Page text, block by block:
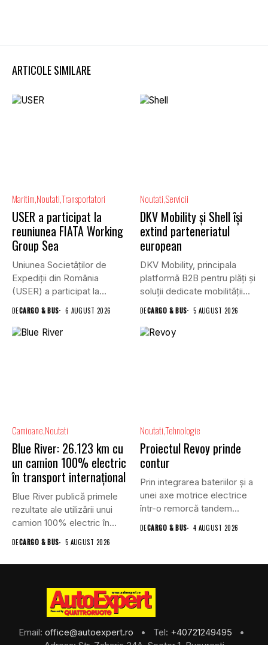
ARTICOLE SIMILARE
Maritim NoutatiTransportatori
USER a participat la
reuniunea FIATA Working
Group Sea
Uniunea Societăților de
Expediții din România
(USER) a participat la
DECARGO & BUS 6 AUGUST 2026
Noutati Servicii
DKV Mobility și Shell își
extind parteneriatul
european
DKV Mobility, principala
platformă B2B pentru plăți și
soluții dedicate mobilității
DECARGO & BUS 5 AUGUST 2026
Camioane Noutati
Blue River: 26.123 km cu
un camion 100% electric
în transport internațional
Blue River publică primele
rezultate ale utilizării unui
camion 100% electric în...
DECARGO & BUS 5 AUGUST 2026
NoutatiTehnologie
Proiectul Revoy prinde
contur
Prin integrarea bateriilor și a
unei axe motrice electrice
într-o remorcă tandem...
DECARGO & BUS 4 AUGUST 2026
Email: office@autoexpert.ro • Tel: +40721249495
•